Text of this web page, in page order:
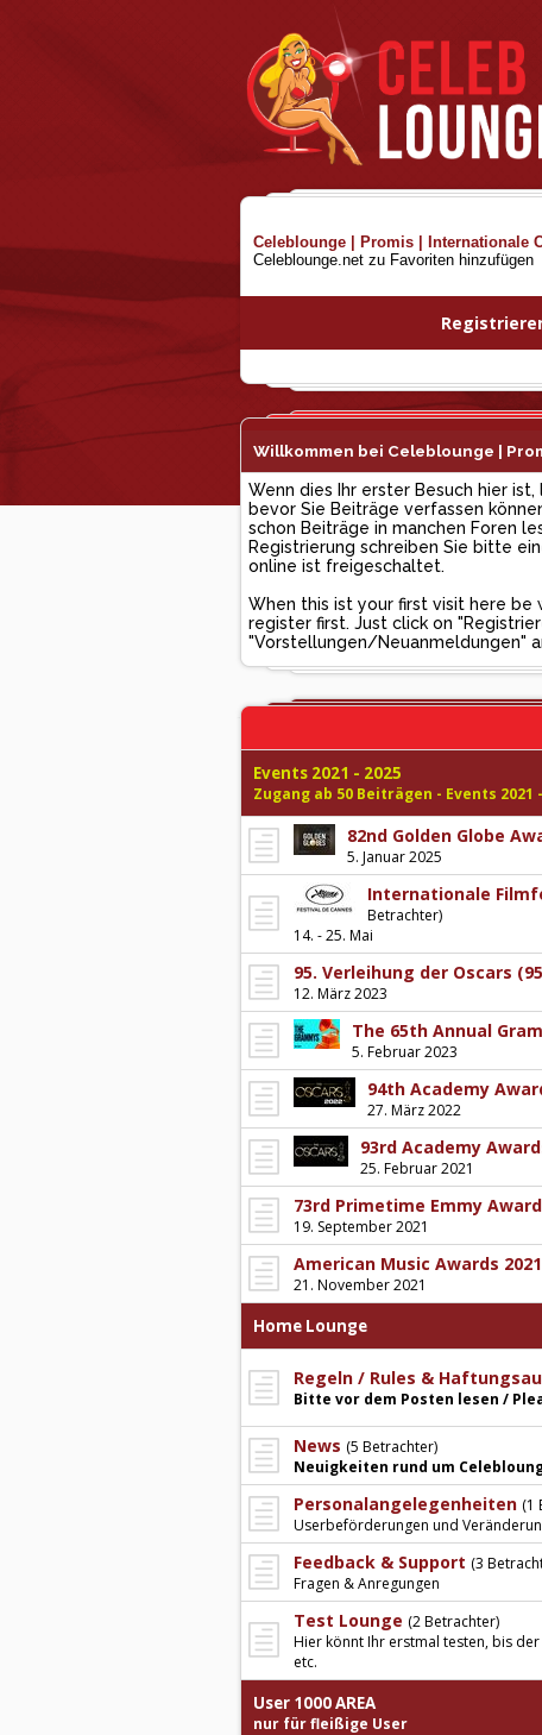
Celeblounge | Promis | Internationale
Celeblounge.net zu Favoriten hinzufügen
Willkommen bei Celeblounge |
Wenn dies Ihr erster Besuch hier
bevor Sie Beiträge verfassen
schon Beiträge in manchen Foren
Registrierung schreiben Sie bitte
online ist freigeschaltet.
When this ist your first visit here be
register first. Just click on
"Vorstellungen/Neuanmeldungen"
Events 2021 - 2025
Zugang ab 50 Beiträgen - Events 2021
82nd Golden Globe
5. Januar 2025
Internationale
Betrachter)
14. - 25. Mai
95. Verleihung der Oscars
12. März 2023
The 65th Annual
5. Februar 2023
94th Academy
27. März 2022
93rd Academy
25. Februar 2021
73rd Primetime Emmy
19. September 2021
American Music Awards 2021
21. November 2021
Home Lounge
Regeln / Rules &
Bitte vor dem Posten lesen /
News (5 Betrachter)
Neuigkeiten rund um
Personalangelegenheiten (1
Userbeförderungen und
Feedback & Support (3
Fragen & Anregungen
Test Lounge (2 Betrachter)
Hier könnt Ihr erstmal testen, bis
etc.
User 1000 AREA
nur für fleißige User